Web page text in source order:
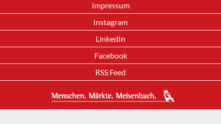
Impressum
Instagram
LinkedIn
Facebook
RSS Feed